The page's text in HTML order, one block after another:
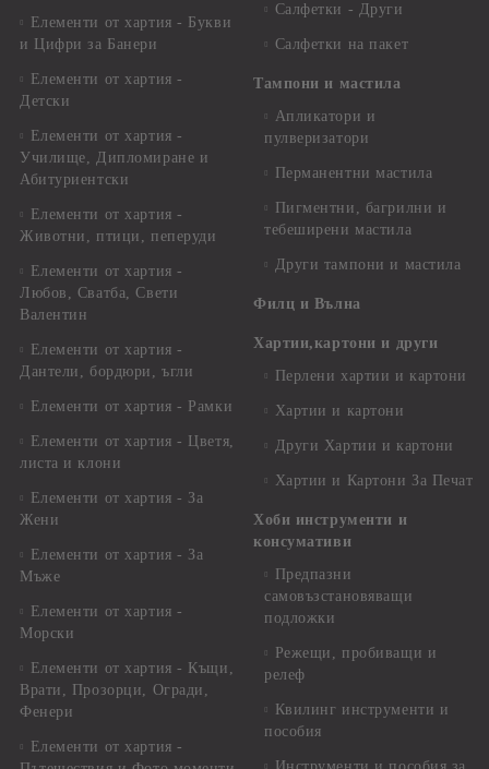
Елементи от хартия - Букви
и Цифри за Банери
Елементи от хартия -
Детски
Елементи от хартия -
Училище, Дипломиране и
Абитуриентски
Елементи от хартия -
Животни, птици, пеперуди
Елементи от хартия -
Любов, Сватба, Свети
Валентин
Елементи от хартия -
Дантели, бордюри, ъгли
Елементи от хартия - Рамки
Елементи от хартия - Цветя,
листа и клони
Елементи от хартия - За
Жени
Елементи от хартия - За
Мъже
Елементи от хартия -
Морски
Елементи от хартия - Къщи,
Врати, Прозорци, Огради,
Фенери
Елементи от хартия -
Салфетки - Други
Салфетки на пакет
Тампони и мастила
Апликатори и
пулверизатори
Перманентни мастила
Пигментни, багрилни и
тебеширени мастила
Други тампони и мастила
Филц и Вълна
Хартии,картони и други
Перлени хартии и картони
Хартии и картони
Други Хартии и картони
Хартии и Картони За Печат
Хоби инструменти и
консумативи
Предпазни
самовъзстановяващи
подложки
Режещи, пробиващи и
релеф
Квилинг инструменти и
пособия